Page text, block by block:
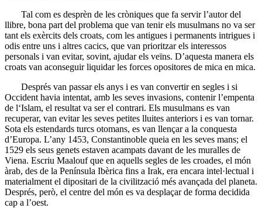
Tal com es desprèn de les cròniques que fa servir l’autor del
llibre, bona part del problema que van tenir els musulmans no va ser
tant els exèrcits dels croats, com les antigues i permanents intrigues i
odis entre uns i altres cacics, que van prioritzar els interessos
personals i van evitar, sovint, ajudar els veïns. D’aquesta manera els
croats van aconseguir liquidar les forces opositores de mica en mica.
Després van passar els anys i es van convertir en segles i si
Occident havia intentat, amb les seves invasions, contenir l’empenta
de l‘Islam, el resultat va ser el contrari. Els musulmans es van
recuperar, van evitar les seves petites lluites anteriors i es van tornar.
Sota els estendards turcs otomans, es van llençar a la conquesta
d’Europa. L’any 1453, Constantinoble queia en les seves mans; el
1529 els seus genets estaven acampats davant de les muralles de
Viena. Escriu Maalouf que en aquells segles de les croades, el món
àrab, des de la Península Ibèrica fins a Irak, era encara intel·lectual i
materialment el dipositari de la civilització més avançada del planeta.
Després, però, el centre del món es va desplaçar de forma decidida
cap a l’oest.